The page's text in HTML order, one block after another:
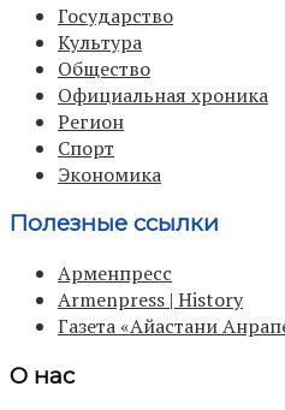
Государство
Культура
Общество
Официальная хроника
Регион
Спорт
Экономика
Полезные ссылки
Арменпресс
Armenpress | History
Газета «Айастани
О нас